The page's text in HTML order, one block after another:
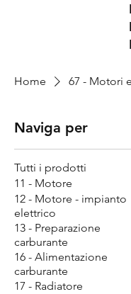
Home 67 - Motori
Naviga per
Tutti i prodotti
11 - Motore
12 - Motore - impianto
elettrico
13 - Preparazione
carburante
16 - Alimentazione
carburante
17 - Radiatore